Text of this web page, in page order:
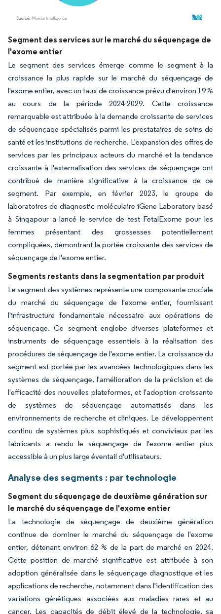
Image © Mordor Intelligence. La réutilisation nécessite une attribution sous CC BY
Segment des services sur le marché du séquençage de
l'exome entier
Le segment des services émerge comme le segment à la
croissance la plus rapide sur le marché du séquençage de
l'exome entier, avec un taux de croissance prévu d'environ 19 %
au cours de la période 2024-2029. Cette croissance
remarquable est attribuée à la demande croissante de services
de séquençage spécialisés parmi les prestataires de soins de
santé et les institutions de recherche. L'expansion des offres de
services par les principaux acteurs du marché et la tendance
croissante à l'externalisation des services de séquençage ont
contribué de manière significative à la croissance de ce
segment. Par exemple, en février 2023, le groupe de
laboratoires de diagnostic moléculaire iGene Laboratory basé
à Singapour a lancé le service de test FetalExome pour les
femmes présentant des grossesses potentiellement
compliquées, démontrant la portée croissante des services de
séquençage de l'exome entier.
Segments restants dans la segmentation par produit
Le segment des systèmes représente une composante cruciale
du marché du séquençage de l'exome entier, fournissant
l'infrastructure fondamentale nécessaire aux opérations de
séquençage. Ce segment englobe diverses plateformes et
instruments de séquençage essentiels à la réalisation des
procédures de séquençage de l'exome entier. La croissance du
segment est portée par les avancées technologiques dans les
systèmes de séquençage, l'amélioration de la précision et de
l'efficacité des nouvelles plateformes, et l'adoption croissante
de systèmes de séquençage automatisés dans les
environnements de recherche et cliniques. Le développement
continu de systèmes plus sophistiqués et conviviaux par les
fabricants a rendu le séquençage de l'exome entier plus
accessible à un plus large éventail d'utilisateurs.
Analyse des segments : par technologie
Segment du séquençage de deuxième génération sur
le marché du séquençage de l'exome entier
La technologie de séquençage de deuxième génération
continue de dominer le marché du séquençage de l'exome
entier, détenant environ 62 % de la part de marché en 2024.
Cette position de marché significative est attribuée à son
adoption généralisée dans le séquençage diagnostique et les
applications de recherche, notamment dans l'identification des
variations génétiques associées aux maladies rares et au
cancer. Les capacités de débit élevé de la technologie, sa